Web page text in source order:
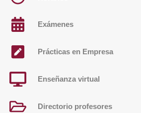
Exámenes
Prácticas en Empresa
Enseñanza virtual
Directorio profesores